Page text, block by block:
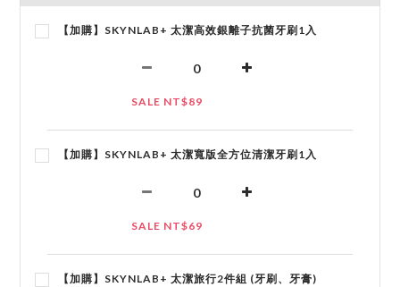
【加購】SKYNLAB+ 太潔高效銀離子抗菌牙刷1入
SALE NT$89
【加購】SKYNLAB+ 太潔寬版全方位清潔牙刷1入
SALE NT$69
【加購】SKYNLAB+ 太潔旅行2件組 (牙刷、牙膏)